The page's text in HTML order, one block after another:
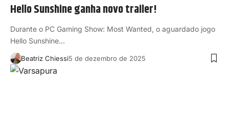
Hello Sunshine ganha novo trailer!
Durante o PC Gaming Show: Most Wanted, o aguardado jogo
Hello Sunshine…
Beatriz Chiessi5 de dezembro de 2025